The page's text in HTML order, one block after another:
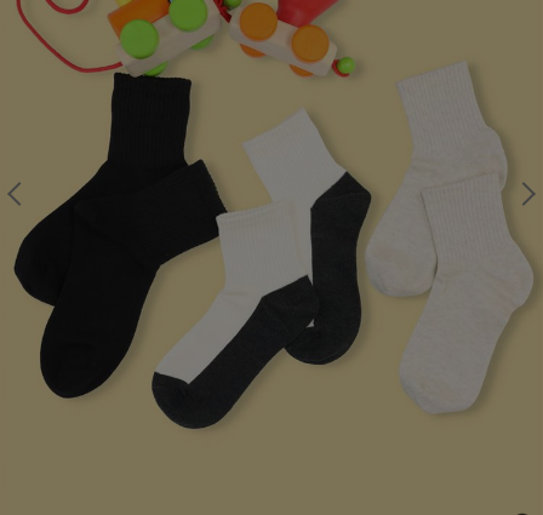
ルームウェア
メンズ
マタニティ
サイズからブラを探す
A60 A65 A75
B65